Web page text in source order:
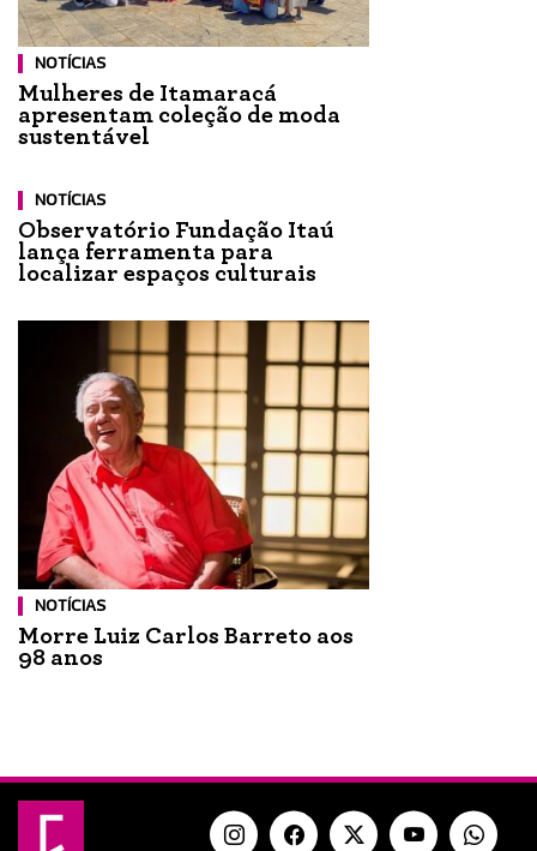
NOTÍCIAS
Mulheres de Itamaracá
apresentam coleção de moda
sustentável
NOTÍCIAS
Observatório Fundação Itaú
lança ferramenta para
localizar espaços culturais
NOTÍCIAS
Morre Luiz Carlos Barreto aos
98 anos